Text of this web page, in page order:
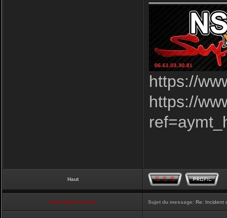
https://
https://
Haut
Club Supra France Sujet du message: Re: Incident